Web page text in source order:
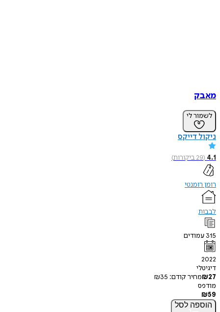
מאבק
לשמור לי
ניקול דייקס
4.1
(
29ביקורות)
רומן רומנטי
לבבות
315 עמודים
2022
דיגיטלי
₪27 מחיר קודם: ₪35
מודפס
₪59
הוספה לסל